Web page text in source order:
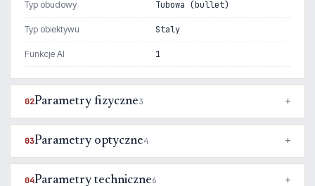
Typ obudowy Tubowa (bullet)
Typ obiektywu Staly
Funkcje AI 1
02Parametry fizyczne3
03Parametry optyczne4
04Parametry techniczne6